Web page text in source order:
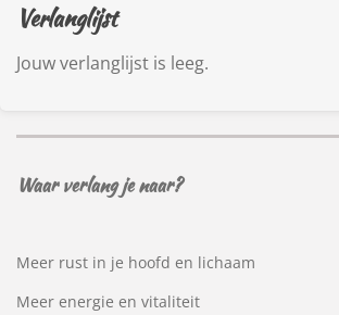
Verlanglijst
Jouw verlanglijst is leeg.
Waar verlang je naar?
Meer rust in je hoofd en lichaam
Meer energie en vitaliteit